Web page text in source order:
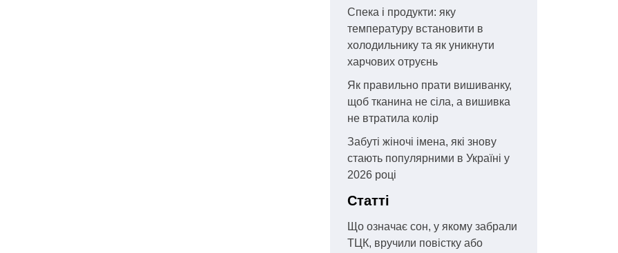
Спека і продукти: яку
температуру встановити в
холодильнику та як уникнути
харчових отруєнь
Як правильно прати вишиванку,
щоб тканина не сіла, а вишивка
не втратила колір
Забуті жіночі імена, які знову
стають популярними в Україні у
2026 році
Статті
Що означає сон, у якому забрали
ТЦК, вручили повістку або